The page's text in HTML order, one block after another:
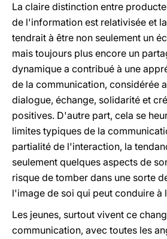
La claire distinction entre
de l'information est relativisée et
tendrait à être non seulement un
mais toujours plus encore un
dynamique a contribué à une
de la communication, considérée
dialogue, échange, solidarité et
positives. D'autre part, cela se
limites typiques de la
partialité de l'interaction, la
seulement quelques aspects de
risque de tomber dans une sorte
l'image de soi qui peut conduire à
Les jeunes, surtout vivent ce
communication, avec toutes les